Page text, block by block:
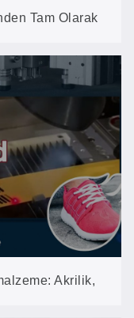
Tam Olarak
VisionScan
Akrilik,